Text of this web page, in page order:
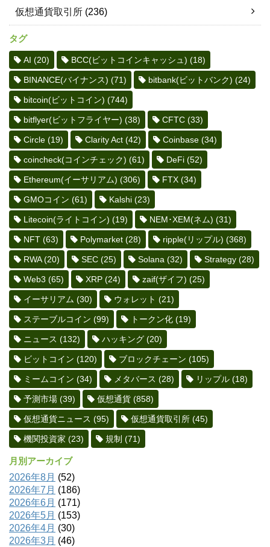
仮想通貨取引所 (236)
タグ
AI (20) BCC(ビットコインキャッシュ) (18)
BINANCE(バイナンス) (71) bitbank(ビットバンク) (24)
bitcoin(ビットコイン) (744)
bitflyer(ビットフライヤー) (38) CFTC (33)
Circle (19) Clarity Act (42) Coinbase (34)
coincheck(コインチェック) (61) DeFi (52)
Ethereum(イーサリアム) (306) FTX (34)
GMOコイン (61) Kalshi (23)
Litecoin(ライトコイン) (19) NEM･XEM(ネム) (31)
NFT (63) Polymarket (28) ripple(リップル) (368)
RWA(20) SEC (25) Solana (32) Strategy (28)
Web3 (65) XRP (24) zaif(ザイフ) (25)
イーサリアム (30) ウォレット (21)
ステーブルコイン (99) トークン化 (19)
ニュース (132) ハッキング (20)
ビットコイン (120) ブロックチェーン (105)
ミームコイン (34) メタバース (28) リップル (18)
予測市場 (39) 仮想通貨 (858)
仮想通貨ニュース (95) 仮想通貨取引所 (45)
機関投資家 (23) 規制 (71)
月別アーカイブ
2026年8月 (52)
2026年7月 (186)
2026年6月 (171)
2026年5月 (153)
2026年4月 (30)
2026年3月 (46)